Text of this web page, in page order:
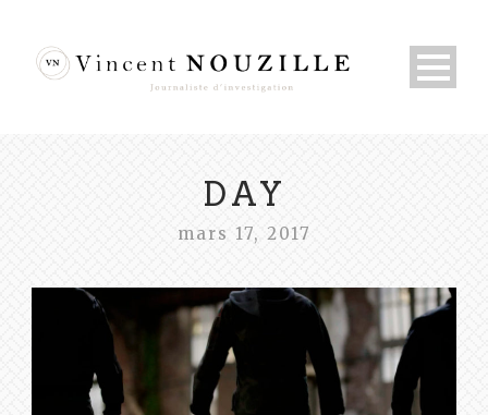
DAY
mars 17, 2017